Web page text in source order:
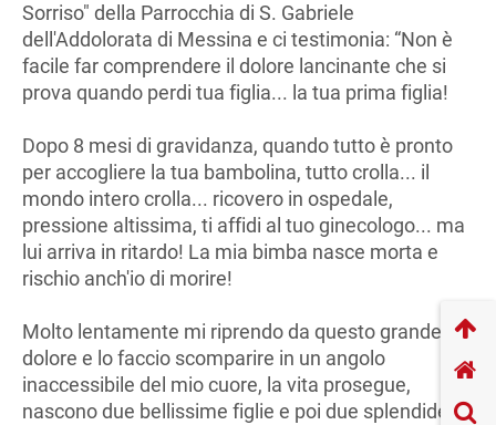
Sorriso" della Parrocchia di S. Gabriele
dell'Addolorata di Messina e ci testimonia: “Non è
facile far comprendere il dolore lancinante che si
prova quando perdi tua figlia... la tua prima figlia!
Dopo 8 mesi di gravidanza, quando tutto è pronto
per accogliere la tua bambolina, tutto crolla... il
mondo intero crolla... ricovero in ospedale,
pressione altissima, ti affidi al tuo ginecologo... ma
lui arriva in ritardo! La mia bimba nasce morta e
rischio anch'io di morire!
Molto lentamente mi riprendo da questo grande
dolore e lo faccio scomparire in un angolo
inaccessibile del mio cuore, la vita prosegue,
nascono due bellissime figlie e poi due splendide